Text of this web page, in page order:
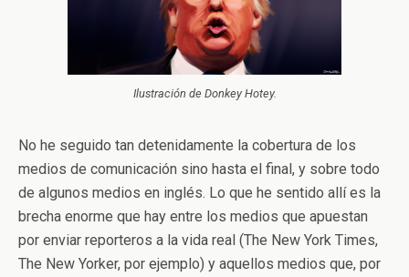
Ilustración de Donkey Hotey.
No he seguido tan detenidamente la cobertura de los
medios de comunicación sino hasta el final, y sobre todo
de algunos medios en inglés. Lo que he sentido allí es la
brecha enorme que hay entre los medios que apuestan
por enviar reporteros a la vida real (The New York Times,
The New Yorker, por ejemplo) y aquellos medios que, por